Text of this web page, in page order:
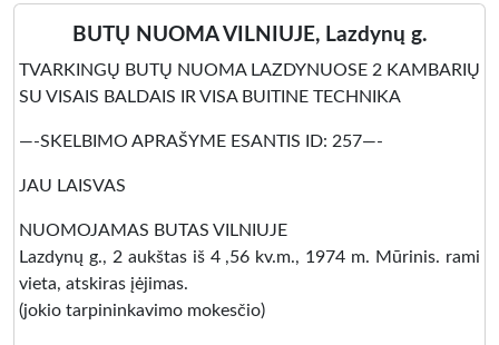
BUTŲ NUOMA VILNIUJE, Lazdynų g.
TVARKINGŲ BUTŲ NUOMA LAZDYNUOSE 2 KAMBARIŲ
SU VISAIS BALDAIS IR VISA BUITINE TECHNIKA
—-SKELBIMO APRAŠYME ESANTIS ID: 257—-
JAU LAISVAS
NUOMOJAMAS BUTAS VILNIUJE
Lazdynų g., 2 aukštas iš 4 ,56 kv.m., 1974 m. Mūrinis. rami
vieta, atskiras įėjimas.
(jokio tarpininkavimo mokesčio)